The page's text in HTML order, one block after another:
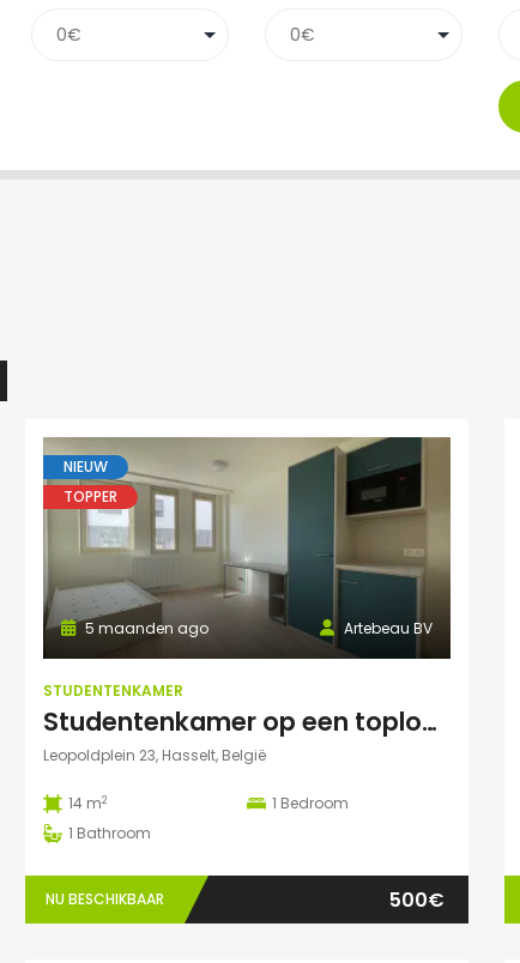
NIEUW
TOPPER
Artebeau BV
5 maanden ago
STUDENTENKAMER
Studentenkamer op een toplocatie te Hasselt
Leopoldplein 23, Hasselt, België
14 m2 1 Bedroom
1 Bathroom
NU BESCHIKBAAR 500€